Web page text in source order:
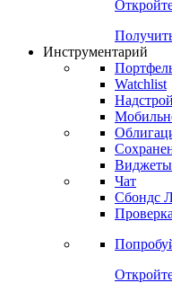
Инструментарий
Watchlist
Виджеты
Чат
Сбондс